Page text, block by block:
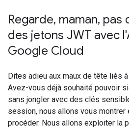
Regarde, maman, pas
des jetons JWT avec
Google Cloud
Dites adieu aux maux de tête liés
Avez-vous déjà souhaité pouvoir
sans jongler avec des clés
session, nous allons vous montrer
procéder. Nous allons exploiter la